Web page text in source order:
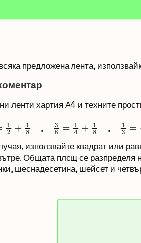
предложена лента,
ленти хартия А4 и техните
+18 , 8= 4+18 , =1 4+
използвайте квадрат или
Общата площ се разпределя
шеснадесетина, шейсет и